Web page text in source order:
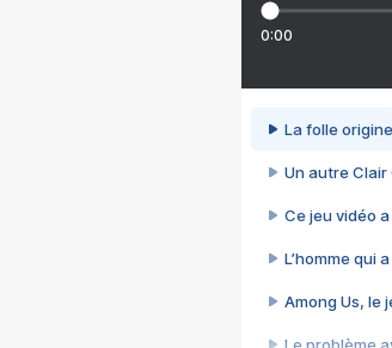
0:00
La folle
Un autre Clair
Ce jeu vidéo
L’homme qui
Among Us, le